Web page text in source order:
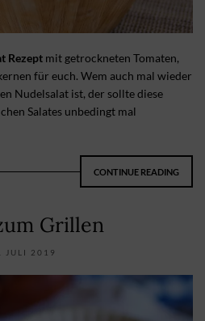
Rezept mit getrockneten Tomaten,
für euch. Wem auch mal wieder
Nudelsalat ist, der sollte diese
Salates unbedingt mal
CONTINUE READING
Grillen
JULI 2019